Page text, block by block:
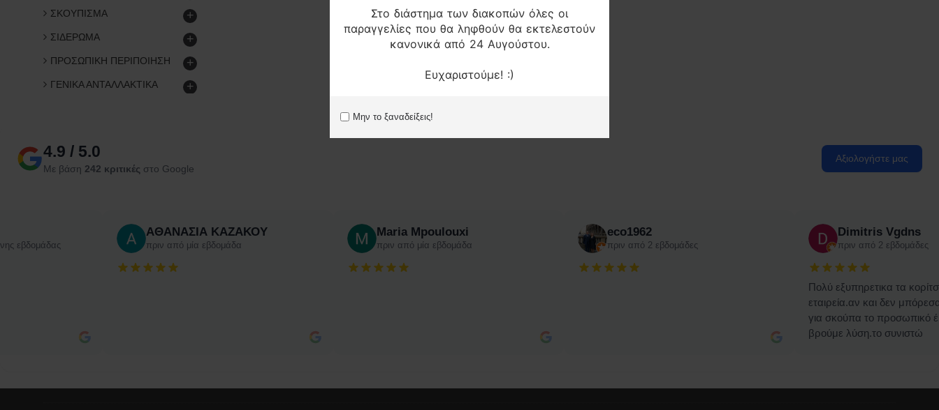
Στο διάστημα των διακοπών όλες οι
παραγγελίες που θα ληφθούν θα εκτελεστούν
κανονικά από 24 Αυγούστου.
Ευχαριστούμε! :)
Μην το ξαναδείξεις!
ΣΚΟΥΠΙΣΜΑ +
ΣΙΔΕΡΩΜΑ +
ΠΡΟΣΩΠΙΚΗ ΠΕΡΙΠΟΙΗΣΗ +
ΓΕΝΙΚΑ ΑΝΤΑΛΛΑΚΤΙΚΑ +
4.9 / 5.0
Με βάση 242 κριτικές στο Google
Αξιολογήστε μας
εβδομάδας
ΑΘΑΝΑΣΙΑ ΚΑΖΑΚΟΥ
πριν από μία εβδομάδα
Maria Mpoulouxi
πριν από μία εβδομάδα
eco1962
πριν από 2 εβδομάδες
Dimitris Vgdns
πριν από 2 εβδομάδες
Πολύ εξυπηρετικα τα
εταιρεία.αν και δεν
για σκούπα το προσωπικό
βρούμε λύση.το συνιστώ